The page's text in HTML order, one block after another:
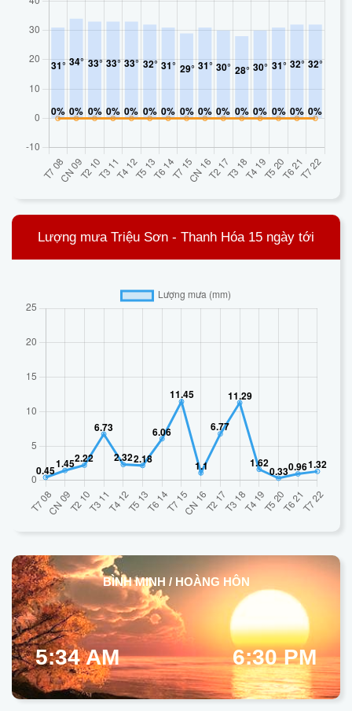
Lượng mưa Triệu Sơn - Thanh Hóa 15 ngày tới
BÌNH MINH / HOÀNG HÔN
5:34 AM 6:30 PM